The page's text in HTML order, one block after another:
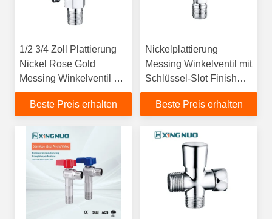
1/2 3/4 Zoll Plattierung
Nickel Rose Gold
Messing Winkelventil mit
Edelstahl Abdeckung
und glatte Oberfläche
Beste Preis erhalten
Nickelplattierung
Messing Winkelventil mit
Schlüssel-Slot Finish
Messing Fußventil mit
Edelstahl
Beste Preis erhalten